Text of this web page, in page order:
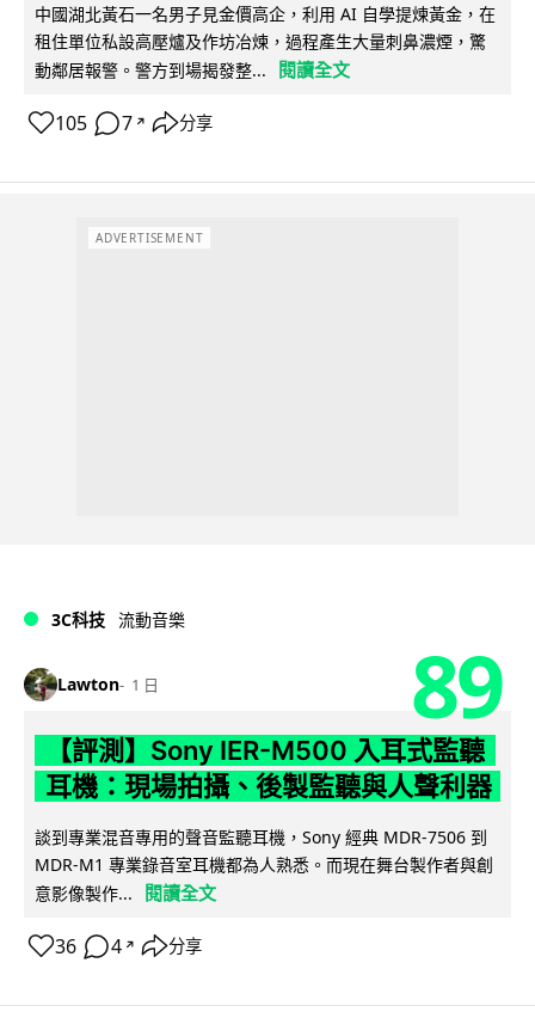
中國湖北黃石一名男子見金價高企，利用 AI 自學提煉黃金，在
租住單位私設高壓爐及作坊冶煉，過程產生大量刺鼻濃煙，驚
動鄰居報警。警方到場揭發整...
閱讀全文
105 7 ↗ 分享
ADVERTISEMENT
3C科技 流動音樂
Lawton 1 日 89
【評測】Sony IER-M500 入耳式監聽
耳機：現場拍攝、後製監聽與人聲利器
談到專業混音專用的聲音監聽耳機，Sony 經典 MDR-7506 到
MDR-M1 專業錄音室耳機都為人熟悉。而現在舞台製作者與創
意影像製作...
閱讀全文
36 4 ↗ 分享